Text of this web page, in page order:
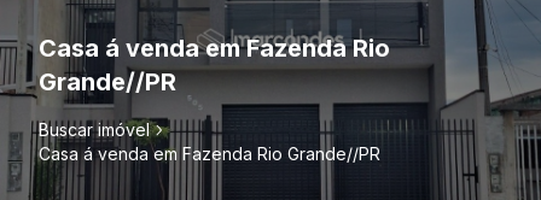
Casa á venda em Fazenda Rio
Grande//PR
Buscar imóvel
Casa á venda em Fazenda Rio Grande//PR